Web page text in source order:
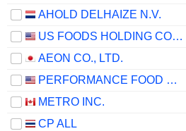
AHOLD DELHAIZE N.V.
US FOODS HOLDING CORP.
AEON CO., LTD.
PERFORMANCE FOOD GROUP COMPANY
METRO INC.
CP ALL